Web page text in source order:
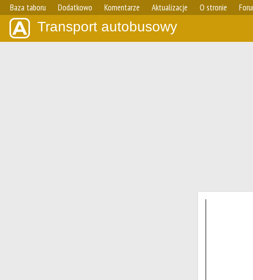
Baza taboru Dodatkowo Komentarze Aktualizacje O stronie
Transport autobusowy